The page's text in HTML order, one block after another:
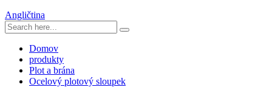
Angličtina
Domov
produkty
Plot a brána
Ocelový plotový sloupek